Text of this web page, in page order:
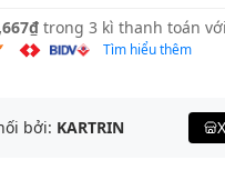
trong 3 kì thanh toán với
Tìm hiểu thêm
bởi: KARTRIN